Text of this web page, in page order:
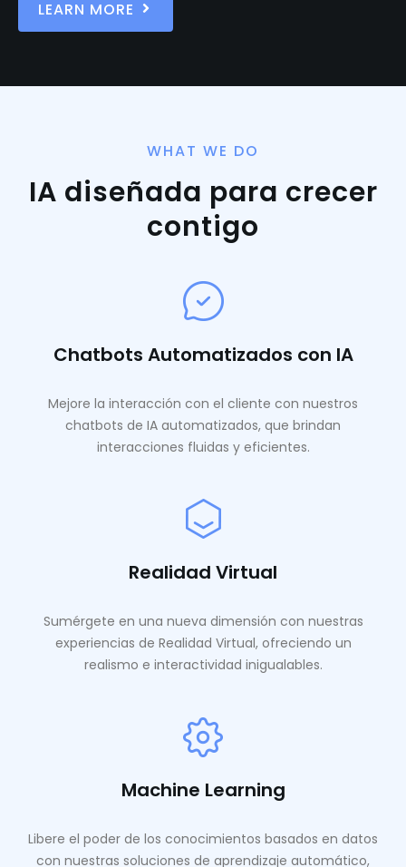
LEARN MORE
WHAT WE DO
IA diseñada para crecer
contigo
Chatbots Automatizados con IA
Mejore la interacción con el cliente con nuestros
chatbots de IA automatizados, que brindan
interacciones fluidas y eficientes.
Realidad Virtual
Sumérgete en una nueva dimensión con nuestras
experiencias de Realidad Virtual, ofreciendo un
realismo e interactividad inigualables.
Machine Learning
Libere el poder de los conocimientos basados ​​en datos
con nuestras soluciones de aprendizaje automático,